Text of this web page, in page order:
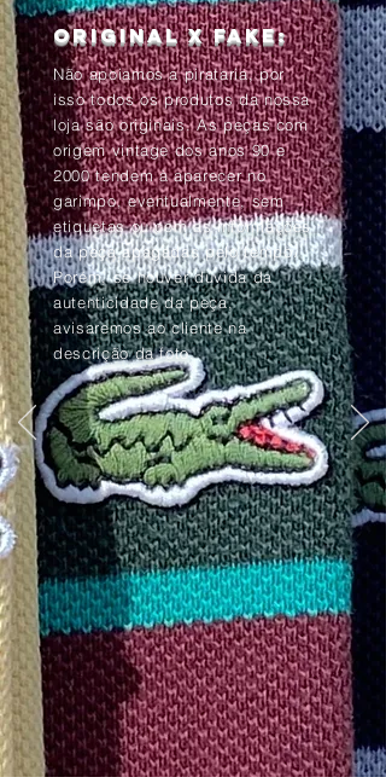
Original x Fake:
Não apoiamos a pirataria, por
isso todos os produtos da nossa
loja são originais. As peças com
origem vintage dos anos 90 e
2000 tendem à aparecer no
garimpo, eventualmente, sem
etiquetas ou com as informações
da peça apagadas pelo tempo.
Porém, se houver dúvida da
autenticidade da peça,
avisaremos ao cliente na
descrição da foto.